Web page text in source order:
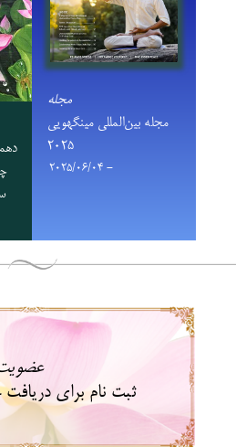
مجله
مجله بین‌المللی مینگهویی
۲۰۲۵
- 2025/06/04
ثبت نام برای دریافت